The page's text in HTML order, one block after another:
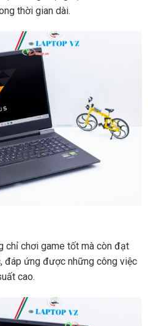
thời gian dài.
chỉ chơi game tốt mà còn đạt
đáp ứng được những công việc
cao.